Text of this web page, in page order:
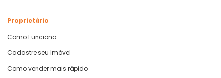
Proprietário
Como Funciona
Cadastre seu Imóvel
Como vender mais rápido